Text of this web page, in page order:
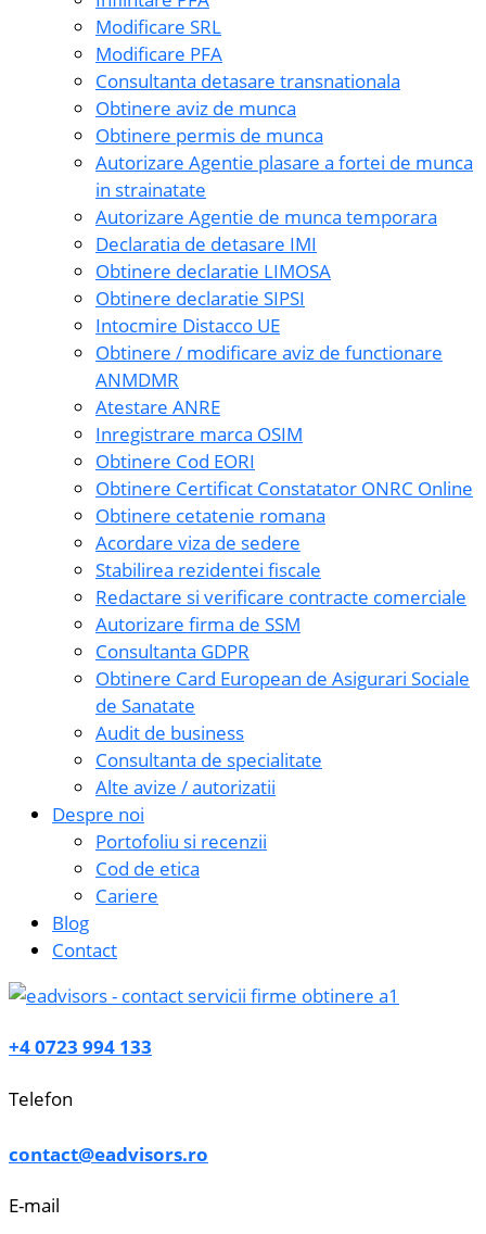
Modificare SRL
Modificare PFA
Consultanta detasare transnationala
Obtinere aviz de munca
Obtinere permis de munca
Autorizare Agentie plasare a fortei de munca
in strainatate
Autorizare Agentie de munca temporara
Declaratia de detasare IMI
Obtinere declaratie LIMOSA
Obtinere declaratie SIPSI
Intocmire Distacco UE
Obtinere / modificare aviz de functionare
ANMDMR
Atestare ANRE
Inregistrare marca OSIM
Obtinere Cod EORI
Obtinere Certificat Constatator ONRC Online
Obtinere cetatenie romana
Acordare viza de sedere
Stabilirea rezidentei fiscale
Redactare si verificare contracte comerciale
Autorizare firma de SSM
Consultanta GDPR
Obtinere Card European de Asigurari Sociale
de Sanatate
Audit de business
Consultanta de specialitate
Alte avize / autorizatii
Despre noi
Portofoliu si recenzii
Cod de etica
Cariere
Blog
Contact
+4 0723 994 133
Telefon
contact@eadvisors.ro
E-mail